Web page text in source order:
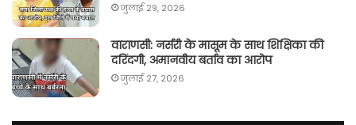
जुलाई 29, 2026
वाराणसी: नर्सरी के मासूम के साथ शिक्षिका की
दरिंदगी, अमानवीय बर्ताव का आरोप
जुलाई 27, 2026